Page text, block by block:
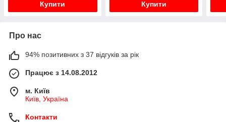
Купити Купити
Про нас
94% позитивних з 37 відгуків за рік
Працює з 14.08.2012
м. Київ
Київ, Україна
Контакти